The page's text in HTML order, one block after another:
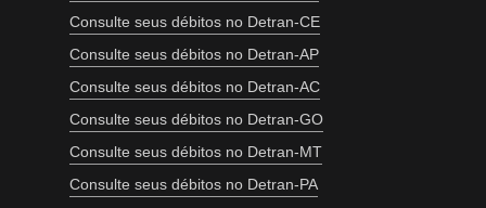
Consulte seus débitos no Detran-CE
Consulte seus débitos no Detran-AP
Consulte seus débitos no Detran-AC
Consulte seus débitos no Detran-GO
Consulte seus débitos no Detran-MT
Consulte seus débitos no Detran-PA